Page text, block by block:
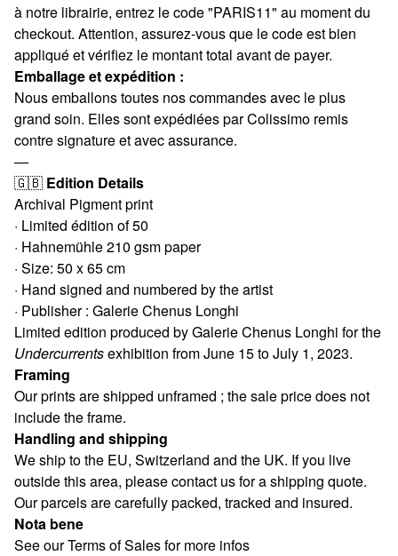
à notre librairie, entrez le code "PARIS11" au moment du
checkout. Attention, assurez-vous que le code est bien
appliqué et vérifiez le montant total avant de payer.
Emballage et expédition :
Nous emballons toutes nos commandes avec le plus
grand soin. Elles sont expédiées par Colissimo remis
contre signature et avec assurance.
—
🇬🇧 Edition Details
Archival Pigment print
· Limited édition of 50
· Hahnemühle 210 gsm paper
· Size: 50 x 65 cm
· Hand signed and numbered by the artist
· Publisher : Galerie Chenus Longhi
Limited edition produced by Galerie Chenus Longhi for the
Undercurrentsexhibition from June 15 to July 1, 2023.
Framing
Our prints are shipped unframed ; the sale price does not
include the frame.
Handling and shipping
We ship to the EU, Switzerland and the UK. If you live
outside this area, please contact us for a shipping quote.
Our parcels are carefully packed, tracked and insured.
Nota bene
See our Terms of Sales for more infos